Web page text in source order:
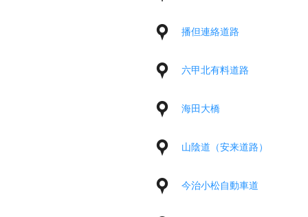
播但連絡道路
六甲北有料道路
海田大橋
山陰道（安来道路）
今治小松自動車道